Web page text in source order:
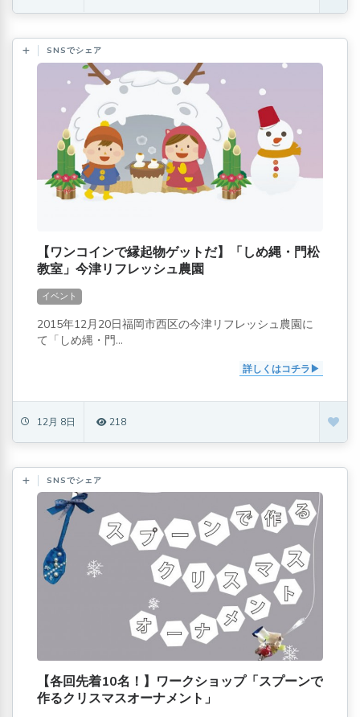
SNSでシェア
【ワンコインで縁起物ゲットだ】「しめ縄・門松
教室」今津リフレッシュ農園
イベント
2015年12月20日福岡市西区の今津リフレッシュ農園に
て「しめ縄・門...
詳しくはコチラ
12月 8日 218
SNSでシェア
【各回先着10名！】ワークショップ「スプーンで
作るクリスマスオーナメント」